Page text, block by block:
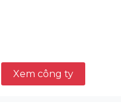
Xem công ty